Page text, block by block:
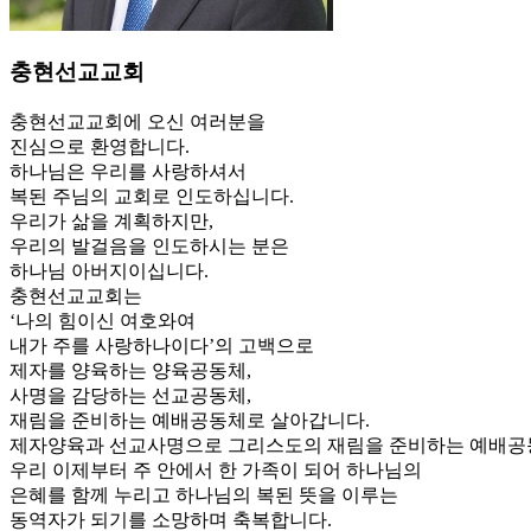
충현선교교회
충현선교교회에 오신 여러분을
진심으로 환영합니다.
하나님은 우리를 사랑하셔서
복된 주님의 교회로 인도하십니다.
우리가 삶을 계획하지만,
우리의 발걸음을 인도하시는 분은
하나님 아버지이십니다.
충현선교교회는
‘나의 힘이신 여호와여
내가 주를 사랑하나이다’의 고백으로
제자를 양육하는 양육공동체,
사명을 감당하는 선교공동체,
재림을 준비하는 예배공동체로 살아갑니다.
제자양육과 선교사명으로 그리스도의 재림을 준비하는 예배공
우리 이제부터 주 안에서 한 가족이 되어 하나님의
은혜를 함께 누리고 하나님의 복된 뜻을 이루는
동역자가 되기를 소망하며 축복합니다.